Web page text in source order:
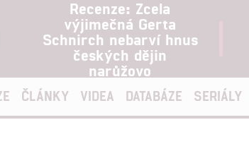
Recenze: Zcela
výjimečná Gerta
Schnirch nebarví hnus
českých dějin
narůžovo
ČLÁNKY VIDEA DATABÁZE SERIÁLY